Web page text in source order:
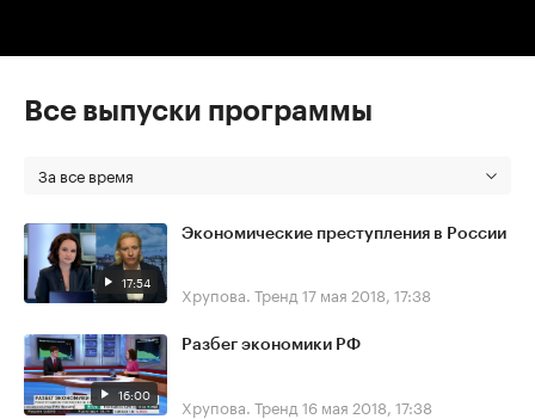
Все выпуски программы
За все время
17:54
Экономические преступления в России
Хрупова. Тренд 17 мая 2018, 17:38
16:00
Разбег экономики РФ
Хрупова. Тренд 16 мая 2018, 17:38